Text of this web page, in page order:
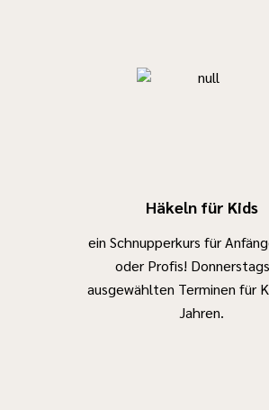
Häkeln für Kids
ein Schnupperkurs für
oder Profis!
ausgewählten Terminen für
Jahren.